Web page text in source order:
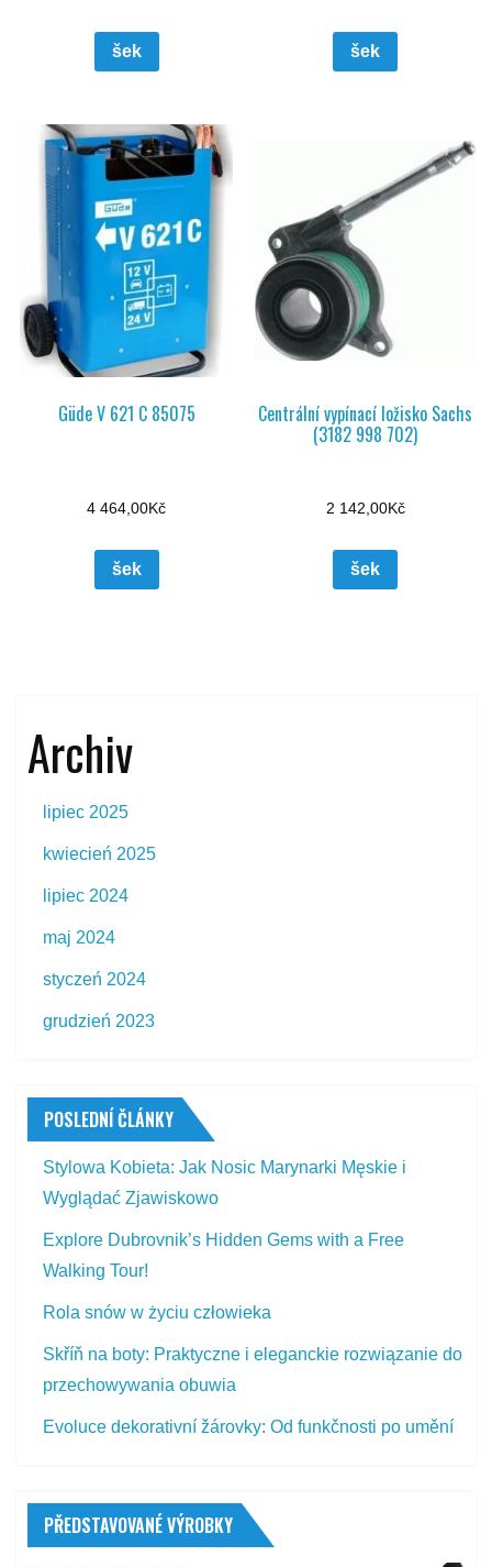
šek šek
Güde V 621 C 85075
4 464,00Kč
šek
Centrální vypínací ložisko Sachs
(3182 998 702)
2 142,00Kč
šek
Archiv
lipiec 2025
kwiecień 2025
lipiec 2024
maj 2024
styczeń 2024
grudzień 2023
POSLEDNÍ ČLÁNKY
Stylowa Kobieta: Jak Nosic Marynarki Męskie i
Wyglądać Zjawiskowo
Explore Dubrovnik’s Hidden Gems with a Free
Walking Tour!
Rola snów w życiu człowieka
Skříň na boty: Praktyczne i eleganckie rozwiązanie do
przechowywania obuwia
Evoluce dekorativní žárovky: Od funkčnosti po umění
PŘEDSTAVOVANÉ VÝROBKY